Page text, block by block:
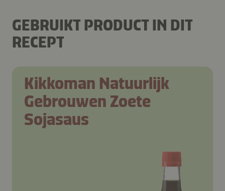
GEBRUIKT PRODUCT IN DIT
RECEPT
Kikkoman Natuurlijk
Gebrouwen Zoete
Sojasaus